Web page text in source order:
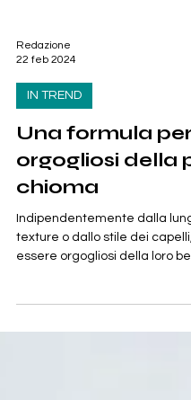
Redazione
22 feb 2024
IN TREND
Una formula per
chioma
Indipendentemente dalla